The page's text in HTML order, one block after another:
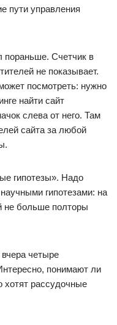
пути управления
пораньше. Счетчик в
не показывает.
посмотреть: нужно
найти сайт
слева от него. Там
сайта за любой
гипотезы». Надо
гипотезами: на
не больше полторы
четыре
понимают ли
хотят рассудочные